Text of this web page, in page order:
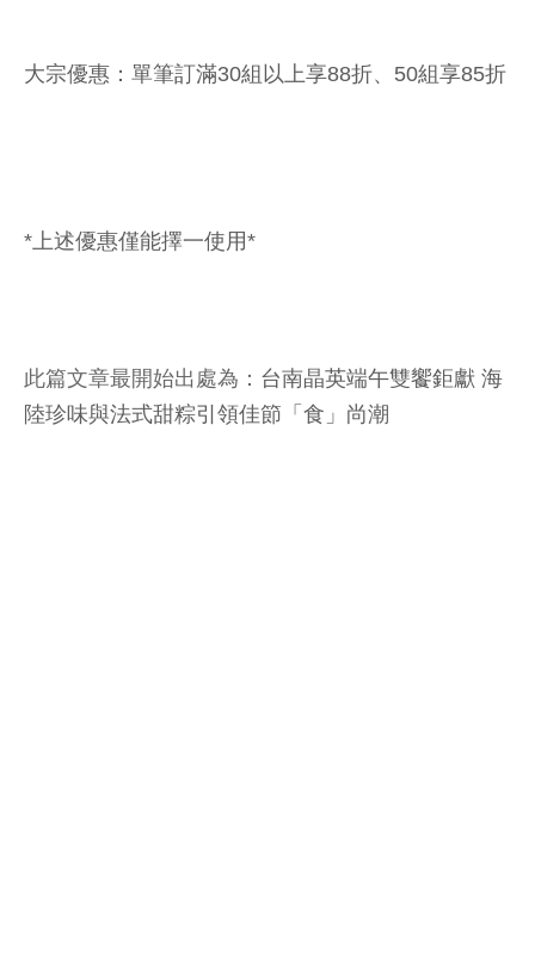
大宗優惠：單筆訂滿30組以上享88折、50組享85折
*上述優惠僅能擇一使用*
此篇文章最開始出處為： 台南晶英端午雙饗鉅獻 海
陸珍味與法式甜粽引領佳節「食」尚潮